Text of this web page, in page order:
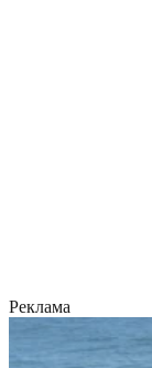
Реклама